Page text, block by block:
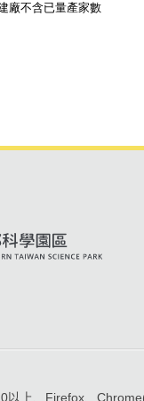
廠不含已量產家數
以上、Firefox、Chrome